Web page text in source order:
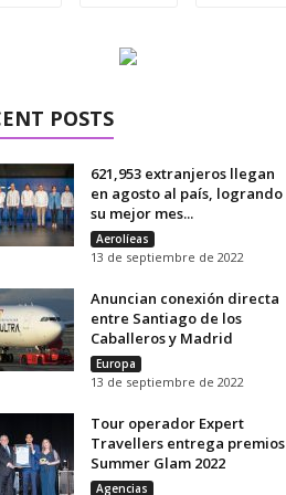
POSTS
621,953 extranjeros llegan
en agosto al país, logrando
su mejor mes...
Aerolíeas
13 de septiembre de 2022
Anuncian conexión directa
entre Santiago de los
Caballeros y Madrid
Europa
13 de septiembre de 2022
Tour operador Expert
Travellers entrega premios
Summer Glam 2022
Agencias